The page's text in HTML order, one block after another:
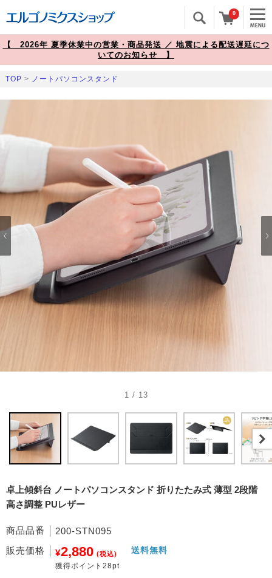
0
【 2026年 夏季休業中の営業・商品発送 ／ 地震による配送遅延につ
いてのお知らせ 】
TOP > ノートパソコンスタンド
1 / 13
卓上傾斜台 ノートパソコンスタンド 折りたたみ式 薄型 2段階
高さ調整 PUレザー
商品品番
200-STN095
販売価格
¥2,880 (税込)
獲得ポイント28pt
送料無料